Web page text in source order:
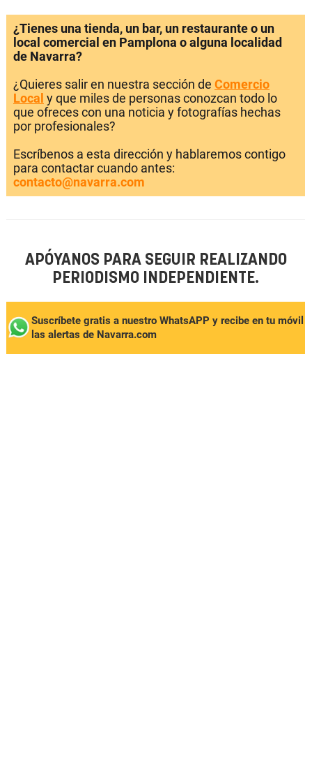
¿Tienes una tienda, un bar, un restaurante o un
local comercial en Pamplona o alguna localidad
de Navarra?
¿Quieres salir en nuestra sección de Comercio
Local y que miles de personas conozcan todo lo
que ofreces con una noticia y fotografías hechas
por profesionales?
Escríbenos a esta dirección y hablaremos contigo
para contactar cuando antes:
contacto@navarra.com
APÓYANOS PARA SEGUIR REALIZANDO
PERIODISMO INDEPENDIENTE.
Suscríbete gratis a nuestro WhatsAPP y recibe en tu móvil
las alertas de Navarra.com